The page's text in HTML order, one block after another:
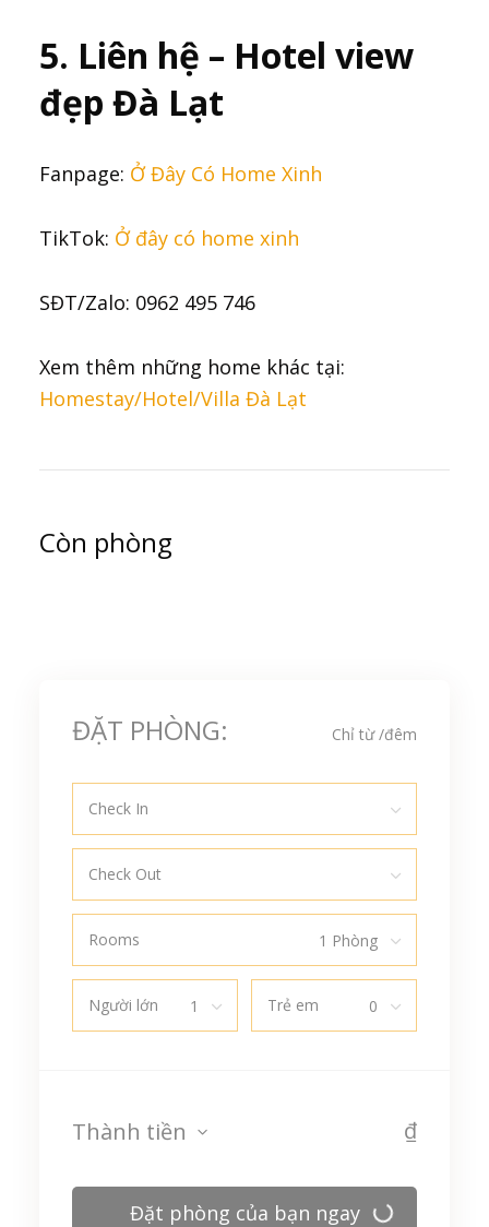
5. Liên hệ – Hotel view
đẹp Đà Lạt
Fanpage: Ở Đây Có Home Xinh
TikTok: Ở đây có home xinh
SĐT/Zalo: 0962 495 746
Xem thêm những home khác tại:
Homestay/Hotel/Villa Đà Lạt
Còn phòng
ĐẶT PHÒNG: Chỉ từ/đêm
Check In
Check Out
Rooms
Người lớn Trẻ em
Thành tiền ₫
Đặt phòng của bạn ngay